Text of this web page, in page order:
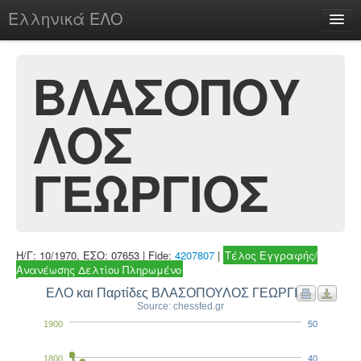
Ελληνικά ΕΛΟ
chesstu.be @ discord
Login
ΒΛΑΣΟΠΟΥ
ΛΟΣ
ΓΕΩΡΓΙΟΣ
Η/Γ: 10/1970, ΕΣΟ: 07653 | Fide: 4207807 | Τέλος Εγγραφής/
Ανανέωσης Δελτίου Πληρωμένο
ΕΛΟ και Παρτίδες ΒΛΑΣΟΠΟΥΛΟΣ ΓΕΩΡΓΙΟΣ
Source: chessfed.gr
1800
1900
40
50